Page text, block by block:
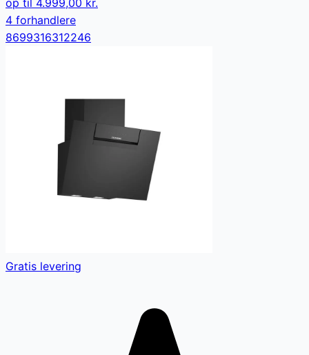
4 forhandlere
8699316312246
Gratis levering